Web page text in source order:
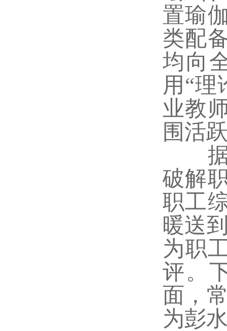
置瑜
类配
均向
用“理
业教
围活
据
破解
职工
暖送
为职
评。
面，
为彭